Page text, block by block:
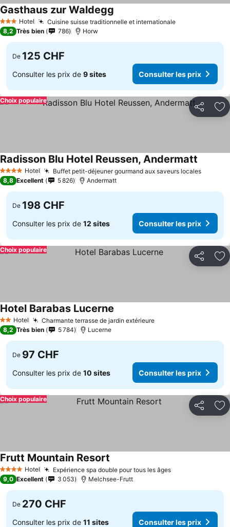
3 ÉtoilesHotel Cuisine suisse traditionnelle et internationale
Gasthaus zur Waldegg
8,2 Très bien 786 Horw
De 125 CHF
Consulter les prix de 9 sites Consulter les prix
Partager
Choix populaire
4 Étoiles Hotel Buffet petit-déjeuner gourmand aux saveurs locales
Radisson Blu Hotel Reussen, Andermatt
8,8 Excellent 5 826 Andermatt
De 198 CHF
Consulter les prix de 12 sites Consulter les prix
Partager
Choix populaire
2 Étoiles
Hotel Charmante terrasse de jardin extérieure
Hotel Barabas Lucerne
8,2 Très bien 5 784 Lucerne
De 97 CHF
Consulter les prix de 10 sites Consulter les prix
Partager
Choix populaire
4 Étoiles Hotel Expérience spa double pour tous les âges
Frutt Mountain Resort
9,0 Excellent 3 053 Melchsee-Frutt
De 270 CHF
Consulter les prix de 11 sites Consulter les prix